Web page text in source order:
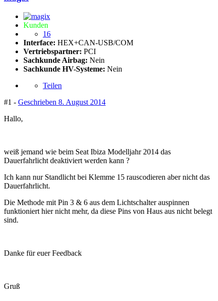
Kunden
16
Interface: HEX+CAN-USB/COM
Vertriebspartner: PCI
Sachkunde Airbag: Nein
Sachkunde HV-Systeme: Nein
Teilen
#1 - Geschrieben 8. August 2014
Hallo,
weiß jemand wie beim Seat Ibiza Modelljahr 2014 das
Dauerfahrlicht deaktiviert werden kann ?
Ich kann nur Standlicht bei Klemme 15 rauscodieren aber nicht das
Dauerfahrlicht.
Die Methode mit Pin 3 & 6 aus dem Lichtschalter auspinnen
funktioniert hier nicht mehr, da diese Pins von Haus aus nicht belegt
sind.
Danke für euer Feedback
Gruß